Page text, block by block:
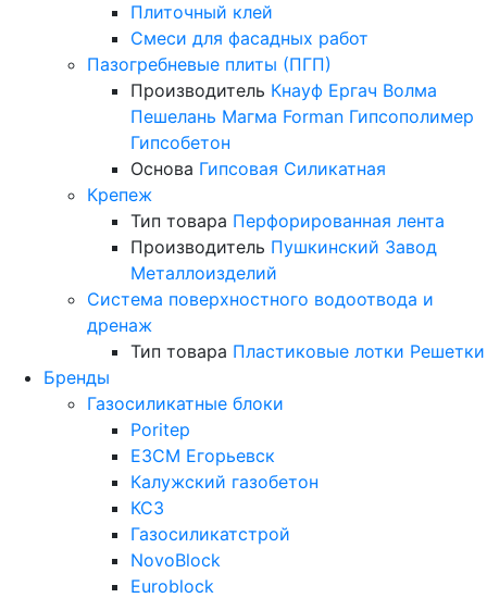
Плиточный клей
Смеси для фасадных работ
Пазогребневые плиты (ПГП)
Производитель Кнауф Ергач Волма
Пешелань Магма Forman Гипсополимер
Гипсобетон
Основа Гипсовая Силикатная
Крепеж
Тип товара Перфорированная лента
Производитель Пушкинский Завод
Металлоизделий
Система поверхностного водоотвода и
дренаж
Тип товара Пластиковые лотки Решетки
Бренды
Газосиликатные блоки
Poritep
ЕЗСМ Егорьевск
Калужский газобетон
КСЗ
Газосиликатстрой
NovoBlock
Euroblock